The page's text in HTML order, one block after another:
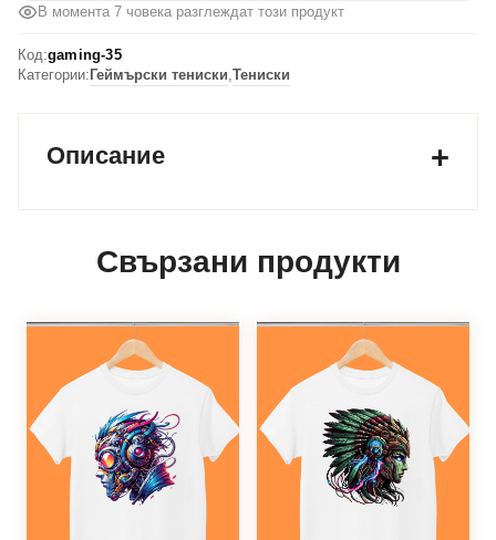
В момента 7 човека разглеждат този продукт
Код:gaming-35
Категории: Геймърски тениски Тениски
Описание
Свързани продукти